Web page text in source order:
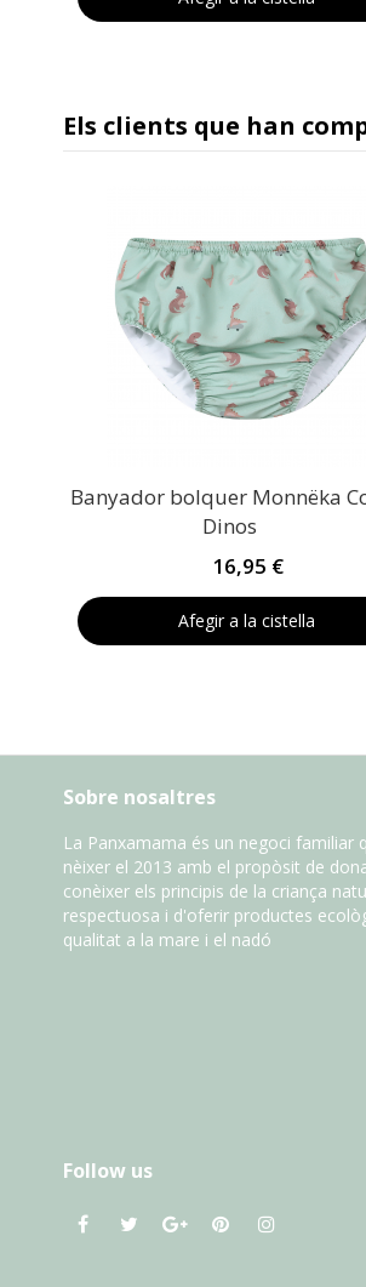
Els clients que han
Banyador bolquer Monnëka
Dinos
16,95 €
Afegir a la cistella
Sobre nosaltres
La Panxamama és un negoci familiar
nèixer el 2013 amb el propòsit de
conèixer els principis de la criança
respectuosa i d'oferir productes
qualitat a la mare i el nadó
Follow us